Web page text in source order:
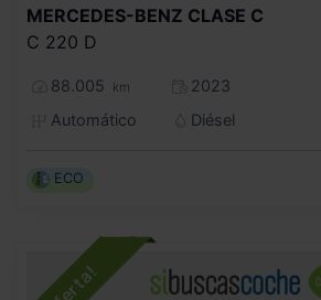
MERCEDES-BENZ CLASE C
C 220 D
88.005 km
2023
Automático
Diésel
ECO